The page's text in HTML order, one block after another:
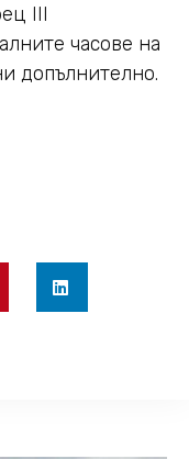
III
часове на
допълнително.